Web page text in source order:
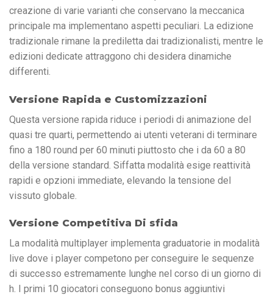
creazione di varie varianti che conservano la meccanica
principale ma implementano aspetti peculiari. La edizione
tradizionale rimane la prediletta dai tradizionalisti, mentre le
edizioni dedicate attraggono chi desidera dinamiche
differenti.
Versione Rapida e Customizzazioni
Questa versione rapida riduce i periodi di animazione del
quasi tre quarti, permettendo ai utenti veterani di terminare
fino a 180 round per 60 minuti piuttosto che i da 60 a 80
della versione standard. Siffatta modalità esige reattività
rapidi e opzioni immediate, elevando la tensione del
vissuto globale.
Versione Competitiva Di sfida
La modalità multiplayer implementa graduatorie in modalità
live dove i player competono per conseguire le sequenze
di successo estremamente lunghe nel corso di un giorno di
h. I primi 10 giocatori conseguono bonus aggiuntivi